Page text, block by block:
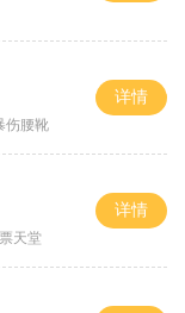
伤腰靴
详情
天堂
详情